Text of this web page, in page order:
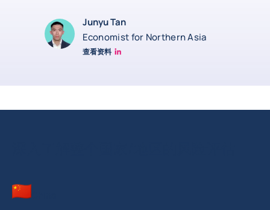
Junyu Tan
Economist for Northern Asia
查看资料
Junyu Tan Linkedin Profile